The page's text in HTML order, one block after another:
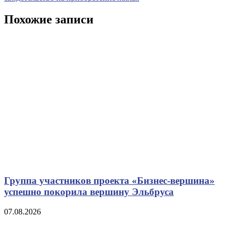
Похожие записи
Группа участников проекта «Бизнес‑вершина»
успешно покорила вершину Эльбруса
07.08.2026